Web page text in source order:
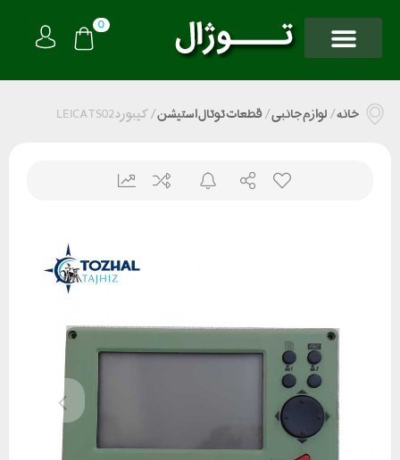
0
خانه/لوازم جانبی/قطعات توتال استیشن/ کیبورد LEICA TS02